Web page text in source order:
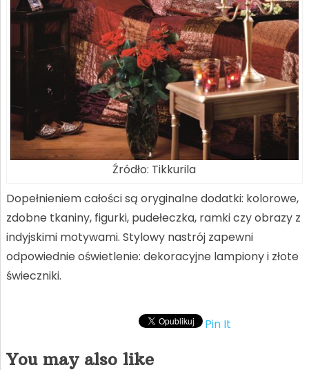
Źródło: Tikkurila
Dopełnieniem całości są oryginalne dodatki: kolorowe,
zdobne tkaniny, figurki, pudełeczka, ramki czy obrazy z
indyjskimi motywami. Stylowy nastrój zapewni
odpowiednie oświetlenie: dekoracyjne lampiony i złote
świeczniki.
Pin It
You may also like